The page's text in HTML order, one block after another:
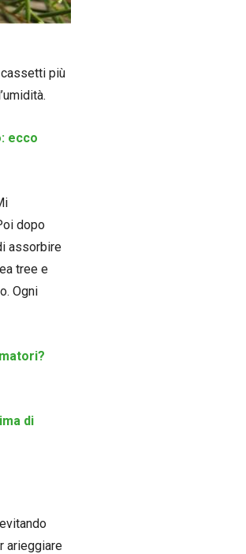
più
ecco
dopo
assorbire
tree e
Ogni
di
arieggiare